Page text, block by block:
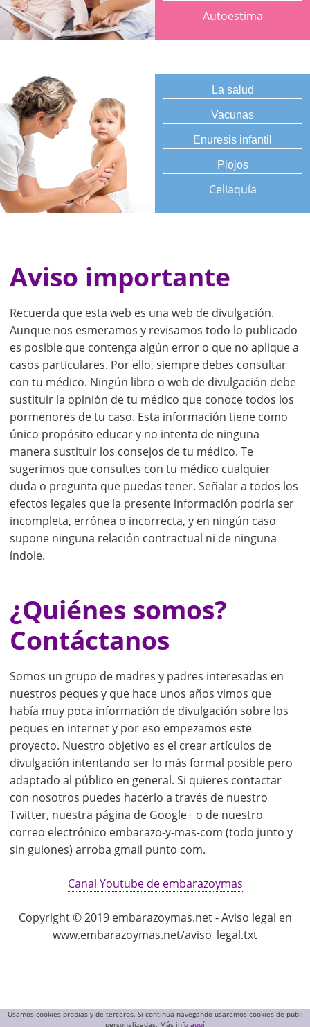
Usamos cookies propias y de terceros. Si continua navegando usaremos cookies de publi
personalizadas. Más info aquí
Autoestima
La salud
Vacunas
Enuresis infantil
Piojos
Celiaquía
Aviso importante
Recuerda que esta web es una web de divulgación.
Aunque nos esmeramos y revisamos todo lo publicado
es posible que contenga algún error o que no aplique a
casos particulares. Por ello, siempre debes consultar
con tu médico. Ningún libro o web de divulgación debe
sustituir la opinión de tu médico que conoce todos los
pormenores de tu caso. Esta información tiene como
único propósito educar y no intenta de ninguna
manera sustituir los consejos de tu médico. Te
sugerimos que consultes con tu médico cualquier
duda o pregunta que puedas tener. Señalar a todos los
efectos legales que la presente información podría ser
incompleta, errónea o incorrecta, y en ningún caso
supone ninguna relación contractual ni de ninguna
índole.
¿Quiénes somos?
Contáctanos
Somos un grupo de madres y padres interesadas en
nuestros peques y que hace unos años vimos que
había muy poca información de divulgación sobre los
peques en internet y por eso empezamos este
proyecto. Nuestro objetivo es el crear artículos de
divulgación intentando ser lo más formal posible pero
adaptado al público en general. Si quieres contactar
con nosotros puedes hacerlo a través de nuestro
Twitter, nuestra página de Google+ o de nuestro
correo electrónico embarazo-y-mas-com (todo junto y
sin guiones) arroba gmail punto com.
Canal Youtube de embarazoymas
Copyright © 2019 embarazoymas.net - Aviso legal en
www.embarazoymas.net/aviso_legal.txt